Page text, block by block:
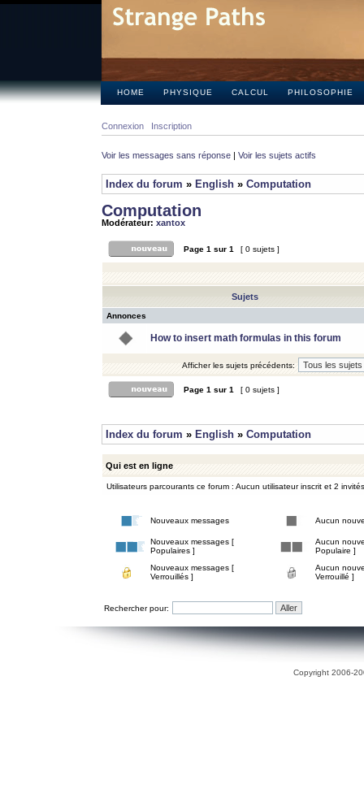
HOME PHYSIQUE CALCUL PHILOSOPHIE
Connexion Inscription
Voir les messages sans réponse | Voir les sujets actifs
Index du forum » English » Computation
Computation
Modérateur: xantox
Page 1 sur 1 [ 0 sujets ]
Sujets
Annonces
How to insert math formulas in this forum
Afficher les sujets précédents:
Page 1 sur 1 [ 0 sujets ]
Index du forum » English » Computation
Qui est en ligne
Utilisateurs parcourants ce forum : Aucun utilisateur inscrit et 2 invités
Nouveaux messages Aucun
Nouveaux messages [
Populaires ]
Aucun
Populaire ]
Nouveaux messages [
Verrouillés ]
Aucun
Verrouillé ]
Rechercher pour:
Copyright 2006-